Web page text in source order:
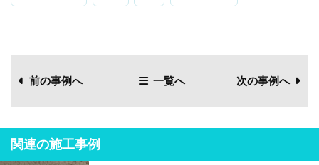
前の事例へ 一覧へ 次の事例へ
関連の施工事例